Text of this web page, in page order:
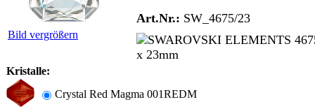
Bild vergrößern
Art.Nr.: SW_4675/23
Kristalle:
Crystal Red Magma 001REDM